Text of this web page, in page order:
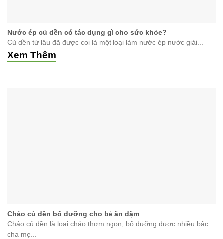
Nước ép củ dền có tác dụng gì cho sức khỏe?
Củ dền từ lâu đã được coi là một loại làm nước ép nước giải...
Xem Thêm
Cháo củ dền bổ dưỡng cho bé ăn dặm
Cháo củ dền là loại cháo thơm ngon, bổ dưỡng được nhiều bậc
cha mẹ...